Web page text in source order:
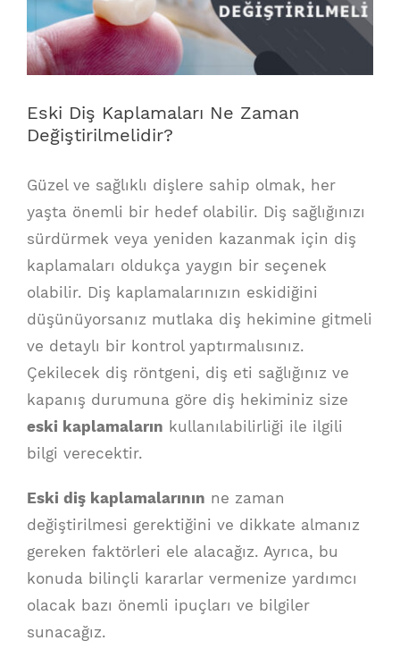
Eski Diş Kaplamaları Ne Zaman
Değiştirilmelidir?
Güzel ve sağlıklı dişlere sahip olmak, her
yaşta önemli bir hedef olabilir. Diş sağlığınızı
sürdürmek veya yeniden kazanmak için diş
kaplamaları oldukça yaygın bir seçenek
olabilir. Diş kaplamalarınızın eskidiğini
düşünüyorsanız mutlaka diş hekimine gitmeli
ve detaylı bir kontrol yaptırmalısınız.
Çekilecek diş röntgeni, diş eti sağlığınız ve
kapanış durumuna göre diş hekiminiz size
eski kaplamaların kullanılabilirliği ile ilgili
bilgi verecektir.
Eski diş kaplamalarının ne zaman
değiştirilmesi gerektiğini ve dikkate almanız
gereken faktörleri ele alacağız. Ayrıca, bu
konuda bilinçli kararlar vermenize yardımcı
olacak bazı önemli ipuçları ve bilgiler
sunacağız.